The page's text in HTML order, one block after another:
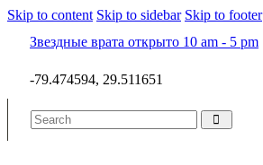
Skip to content Skip to sidebar Skip to footer
Звездные врата открыто 10 am - 5 pm
-79.474594, 29.511651